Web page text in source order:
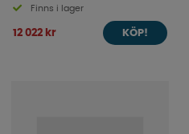
Finns i lager
12 022 kr KÖP!